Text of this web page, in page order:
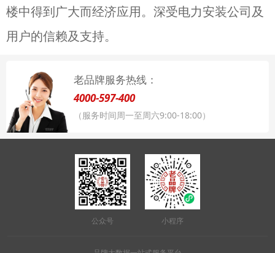
楼中得到广大而经济应用。深受电力安装公司及
用户的信赖及支持。
老品牌服务热线：
4000-597-400
（服务时间周一至周六9:00-18:00）
公众号 小程序